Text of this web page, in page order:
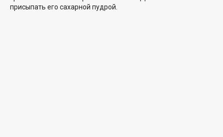
присыпать его сахарной пудрой.